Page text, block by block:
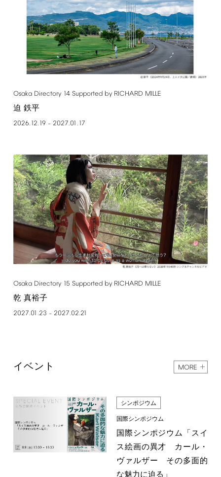
Osaka Directory 14 Supported by RICHARD MILLE
迫 鉄平
2026.12.19 – 2027.01.17
Osaka Directory 15 Supported by RICHARD MILLE
乾 真裕子
2027.01.23 – 2027.02.21
イベント MORE
シンポジウム
国際シンポジウム
国際シンポジウム「スイ
ス絵画の異才 カール・
ヴァルザー その多面的
な魅力に迫る」